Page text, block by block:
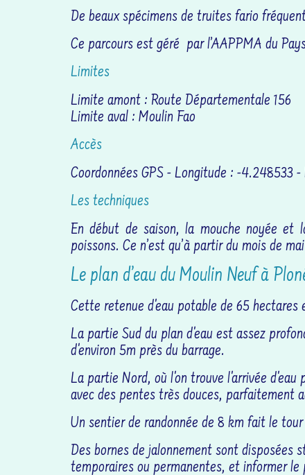
De beaux spécimens de truites fario
Ce parcours est géré par l’AAPPMA du
Limites
Limite amont : Route Départementale 156
Limite aval : Moulin Fao
Accès
Coordonnées GPS - Longitude : -4.248533
Les techniques
En début de saison, la mouche noyée
poissons. Ce n’est qu’à partir du mois de
Le plan d’eau du Moulin Neuf à
Cette retenue d'eau potable de 65 hectares
La partie Sud du plan d'eau est assez
d'environ 5m près du barrage.
La partie Nord, où l'on trouve l'arrivée
avec des pentes très douces, parfaitement
Un sentier de randonnée de 8 km fait le
Des bornes de jalonnement sont disposées
temporaires ou permanentes, et informer le